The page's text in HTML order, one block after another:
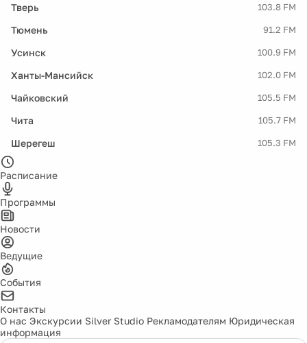
Тверь 103.8 FM
Тюмень 91.2 FM
Усинск 100.9 FM
Ханты-Мансийск 102.0 FM
Чайковский 105.5 FM
Чита 105.7 FM
Шерегеш 105.3 FM
Расписание
Программы
Новости
Ведущие
События
Контакты
О нас Экскурсии Silver Studio Рекламодателям Юридическая
информация